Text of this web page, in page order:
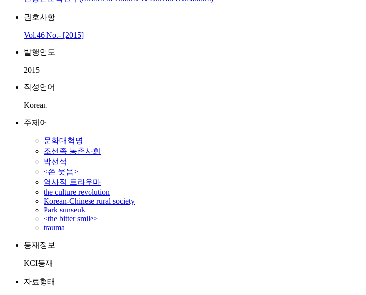
권호사항
Vol.46 No.- [2015]
발행연도
2015
작성언어
Korean
주제어
문화대혁명
조선족 농촌사회
박선석
<쓴 웃음>
역사적 트라우마
the culture revolution
Korean-Chinese rural society
Park sunseuk
<the bitter smile>
trauma
등재정보
KCI등재
자료형태